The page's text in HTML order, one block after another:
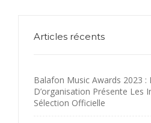
Articles récents
Balafon Music Awards 2023 :
D’organisation Présente Les
Sélection Officielle